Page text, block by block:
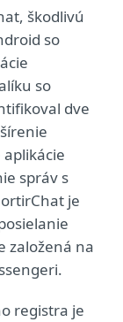
škodlivú
so
so
dve
správ s
je
založená na
registra je